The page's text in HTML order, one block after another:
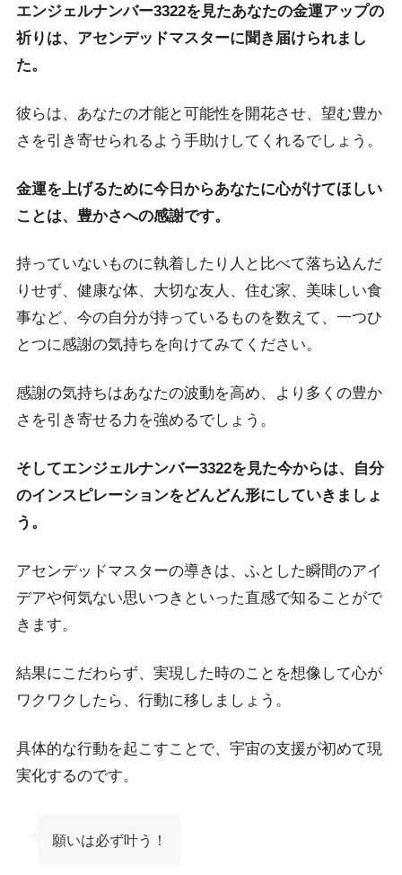
エンジェルナンバー3322を見たあなたの金運アップの
祈りは、アセンデッドマスターに聞き届けられまし
た。
彼らは、あなたの才能と可能性を開花させ、望む豊か
さを引き寄せられるよう手助けしてくれるでしょう。
金運を上げるために今日からあなたに心がけてほしい
ことは、豊かさへの感謝です。
持っていないものに執着したり人と比べて落ち込んだ
りせず、健康な体、大切な友人、住む家、美味しい食
事など、今の自分が持っているものを数えて、一つひ
とつに感謝の気持ちを向けてみてください。
感謝の気持ちはあなたの波動を高め、より多くの豊か
さを引き寄せる力を強めるでしょう。
そしてエンジェルナンバー3322を見た今からは、自分
のインスピレーションをどんどん形にしていきましょ
う。
アセンデッドマスターの導きは、ふとした瞬間のアイ
デアや何気ない思いつきといった直感で知ることがで
きます。
結果にこだわらず、実現した時のことを想像して心が
ワクワクしたら、行動に移しましょう。
具体的な行動を起こすことで、宇宙の支援が初めて現
実化するのです。
願いは必ず叶う！